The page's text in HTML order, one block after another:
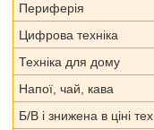
Периферія
Цифрова техніка
Техніка для дому
Напої, чай, кава
Б/В і знижена в ціні тех.